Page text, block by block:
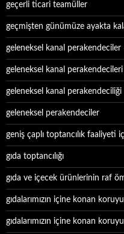
geçerli ticari teamüller
geçmişten günümüze ayakta
geleneksel kanal perakendeciler
geleneksel kanal perakendecileri
geleneksel kanal perakendeciliği
geleneksel perakendeciler
geniş çaplı toptancılık faaliyeti
gıda toptancılığı
gıda ve içecek ürünlerinin raf
gıdalarımızın içine konan
gıdalarımızın içine konan